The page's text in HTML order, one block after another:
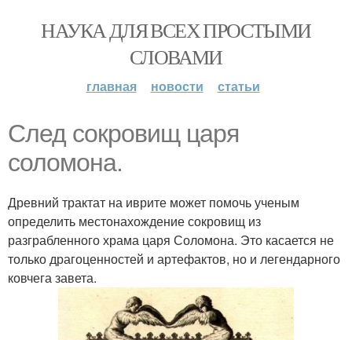
НАУКА ДЛЯ ВСЕХ ПРОСТЫМИ
СЛОВАМИ
главная новости статьи
След сокровищ царя
соломона.
Древний трактат на иврите может помочь ученым
определить местонахождение сокровищ из
разграбленного храма царя Соломона. Это касается не
только драгоценностей и артефактов, но и легендарного
ковчега завета.